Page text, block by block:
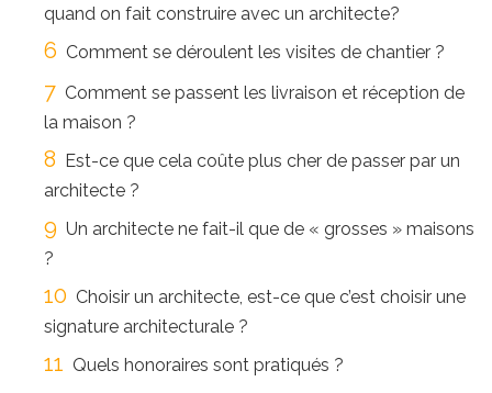
quand on fait construire avec un architecte?
Comment se déroulent les visites de chantier ?
Comment se passent les livraison et réception de
la maison ?
Est-ce que cela coûte plus cher de passer par un
architecte ?
Un architecte ne fait-il que de « grosses » maisons
?
Choisir un architecte, est-ce que c’est choisir une
signature architecturale ?
Quels honoraires sont pratiqués ?